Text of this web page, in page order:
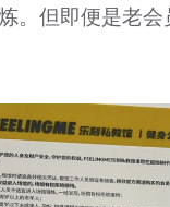
。但即便是老